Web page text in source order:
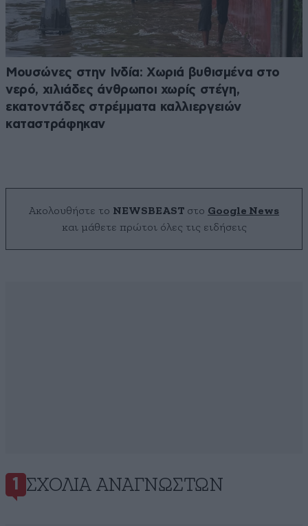
Μουσώνες στην Ινδία: Χωριά βυθισμένα στο
νερό, χιλιάδες άνθρωποι χωρίς στέγη,
εκατοντάδες στρέμματα καλλιεργειών
καταστράφηκαν
Ακολουθήστε το NEWSBEAST στο Google News
και μάθετε πρώτοι όλες τις ειδήσεις
1 ΣΧΌΛΙΑ ΑΝΑΓΝΩΣΤΏΝ